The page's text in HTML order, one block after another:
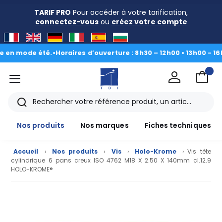
TARIF PRO Pour accéder à votre tarification,
connectez-vousou créez votre compte
été.•Horaires d’ouverture : 8h30 – 12h00 • 13h00 - 16h30|
menu
Rechercher
Nos produits
Nos marques Fiches techniques
Accueil › Nos produits › Vis › Holo-Krome
› Vis tête
cylindrique 6 pans creux ISO 4762 M18 X 2.50 X 140mm cl.12.9
HOLO-KROME®